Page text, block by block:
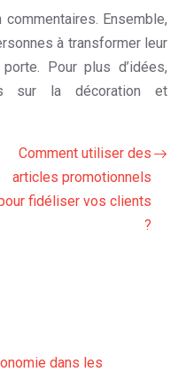
Ensemble,
à transformer leur
Pour plus d’idées,
sur la décoration et
Comment utiliser des
articles promotionnels
fidéliser vos clients
?
dans les